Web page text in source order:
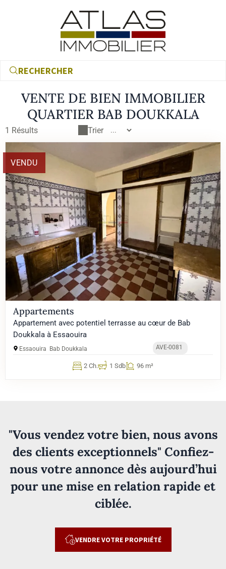
RECHERCHER
RECHERCHER
VENTE DE BIEN IMMOBILIER
QUARTIER BAB DOUKKALA
1 Résults Trier
VENDU
Appartements
Appartement avec potentiel terrasse au cœur de Bab
Doukkala à Essaouira
Essaouira Bab Doukkala AVE-0081
2 Ch. 1 Sdb 96 m²
"Vous vendez votre bien, nous avons
des clients exceptionnels" Confiez-
nous votre annonce dès aujourd’hui
pour une mise en relation rapide et
ciblée.
VENDRE VOTRE PROPRIÉTÉ